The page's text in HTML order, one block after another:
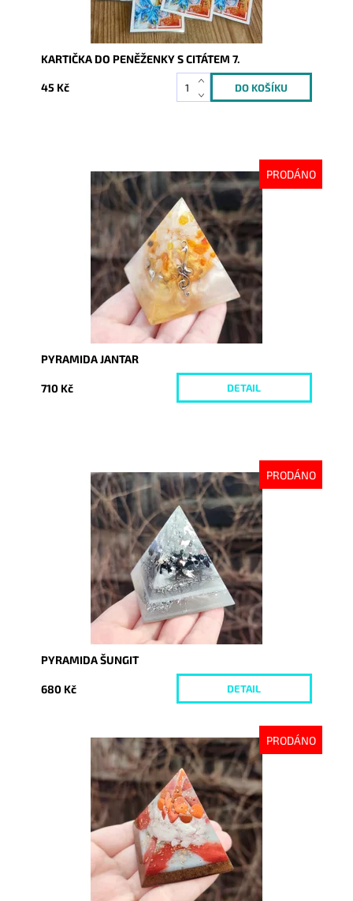
KARTIČKA DO PENĚŽENKY S CITÁTEM 7.
45 Kč
PRODÁNO
Dostupnost:
Vyprodáno
8043
PYRAMIDA JANTAR
710 Kč DETAIL
PRODÁNO
Dostupnost:
Vyprodáno
8044
PYRAMIDA ŠUNGIT
680 Kč DETAIL
PRODÁNO
Vyprodáno
8048